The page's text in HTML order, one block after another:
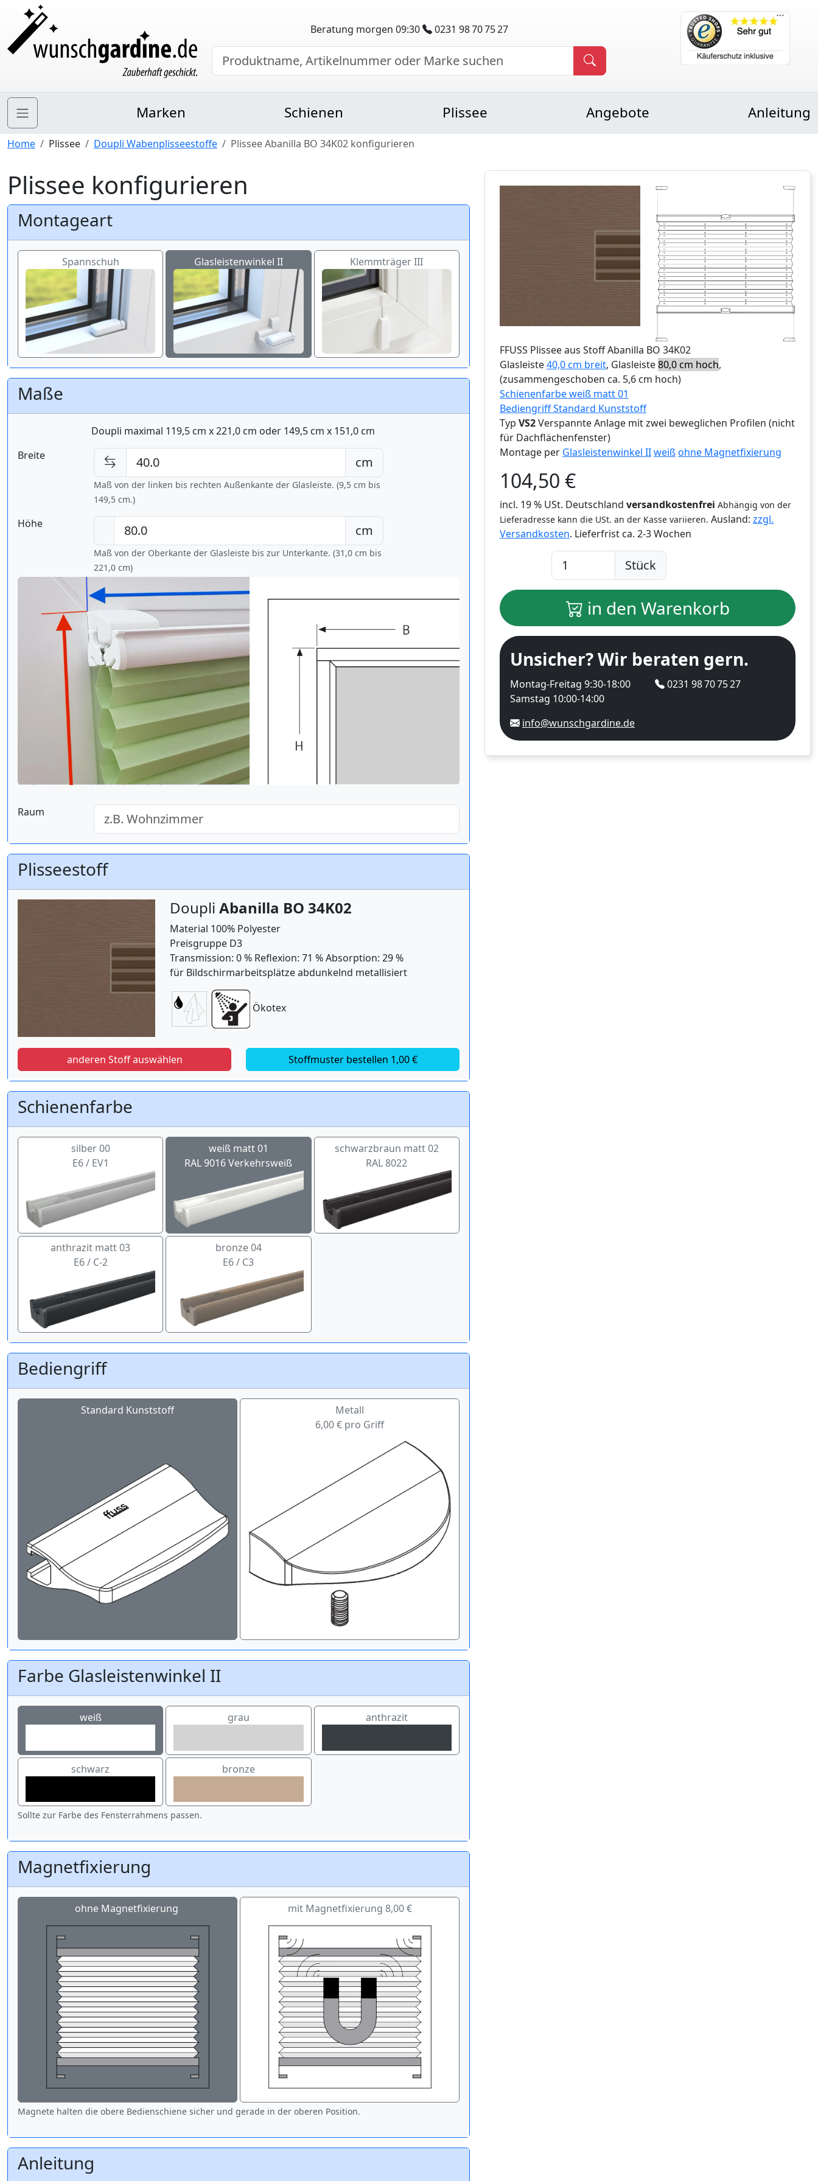
Beratung morgen 09:30 0231 98 70 75 27
Marken Schienen Plissee Angebote Anleitung
Home Plissee Doupli Wabenplisseestoffe Plissee Abanilla BO 34K02 konfigurieren
Plissee konfigurieren
Montageart
Spannschuh Glasleistenwinkel II Klemmträger III
Maße
Doupli maximal 119,5 cm x 221,0 cm oder 149,5 cm x 151,0 cm
Breite
cm
Maß von der linken bis rechten Außenkante der Glasleiste. (9,5 cm bis
149,5 cm.)
Höhe cm
Maß von der Oberkante der Glasleiste bis zur Unterkante. (31,0 cm bis
221,0 cm)
Raum
Plisseestoff
Doupli Abanilla BO 34K02
Material 100% Polyester
Preisgruppe D3
Transmission: 0 % Reflexion: 71 % Absorption: 29 %
für Bildschirmarbeitsplätze abdunkelnd metallisiert
Ökotex
anderen Stoff auswählen Stoffmuster bestellen 1,00 €
Schienenfarbe
silber 00
E6 / EV1
weiß matt 01
RAL 9016 Verkehrsweiß
schwarzbraun matt 02
RAL 8022
anthrazit matt 03
E6 / C-2
bronze 04
E6 / C3
Bediengriff
Standard Kunststoff
Metall
6,00 € pro Griff
Farbe Glasleistenwinkel II
weiß grau anthrazit
schwarz bronze
Sollte zur Farbe des Fensterrahmens passen.
Magnetfixierung
ohne Magnetfixierung mit Magnetfixierung 8,00 €
Magnete halten die obere Bedienschiene sicher und gerade in der oberen Position.
Anleitung
FFUSS Plissee aus Stoff Abanilla BO 34K02
Glasleiste40,0 cm breit, Glasleiste80,0 cm hoch,
(zusammengeschoben ca. 5,6 cm hoch)
Schienenfarbe weiß matt 01
Bediengriff Standard Kunststoff
Typ VS2Verspannte Anlage mit zwei beweglichen Profilen (nicht
für Dachflächenfenster)
Montage per Glasleistenwinkel IIweißohne Magnetfixierung
104,50 €
incl. 19 % USt. Deutschland versandkostenfrei Abhängig von der
Lieferadresse kann die USt. an der Kasse variieren. Ausland: zzgl.
Versandkosten. Lieferfrist ca. 2-3 Wochen
Stück
in den Warenkorb
Unsicher? Wir beraten gern.
Montag-Freitag 9:30-18:00
Samstag 10:00-14:00
0231 98 70 75 27
info@wunschgardine.de